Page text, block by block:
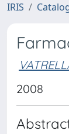
IRIS
2008